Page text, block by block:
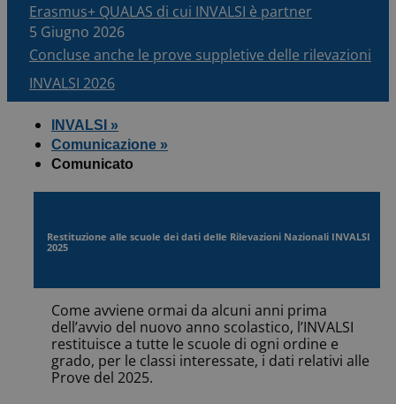
Erasmus+ QUALAS di cui INVALSI è partner
5 Giugno 2026
Concluse anche le prove suppletive delle rilevazioni
INVALSI 2026
INVALSI »
Comunicazione »
Comunicato
Restituzione alle scuole dei dati delle Rilevazioni Nazionali INVALSI
2025
Come avviene ormai da alcuni anni prima
dell’avvio del nuovo anno scolastico, l’INVALSI
restituisce a tutte le scuole di ogni ordine e
grado, per le classi interessate, i dati relativi alle
Prove del 2025.